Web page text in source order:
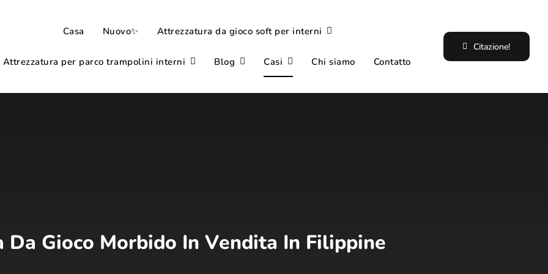
Casa Nuovo✨ Attrezzatura da gioco soft per interni
Attrezzatura per parco trampolini interni Blog Casi Chi siamo Contatto
Citazione!
Da Gioco Morbido In Vendita In Filippine